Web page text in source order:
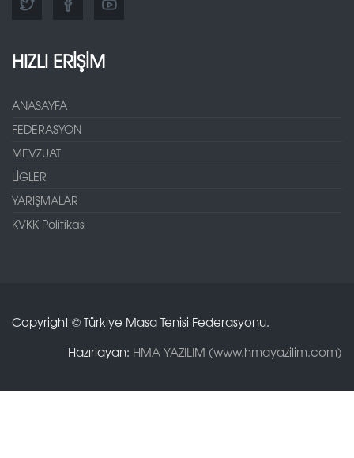
HIZLI ERİŞİM
ANASAYFA
FEDERASYON
MEVZUAT
LİGLER
YARIŞMALAR
KVKK Politikası
Copyright © Türkiye Masa Tenisi Federasyonu.
Hazırlayan: HMA YAZILIM (www.hmayazilim.com)